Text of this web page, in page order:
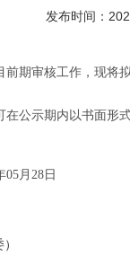
发布时间：
期审核工作，现将
示期内以书面形
月28日